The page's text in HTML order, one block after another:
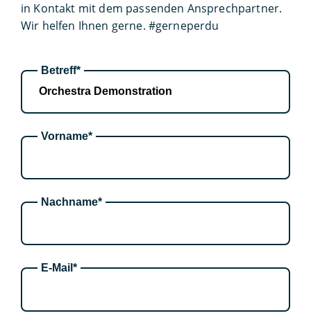
in Kontakt mit dem passenden Ansprechpartner.
Wir helfen Ihnen gerne. #gerneperdu
Betreff*
Vorname*
Nachname*
E-Mail*